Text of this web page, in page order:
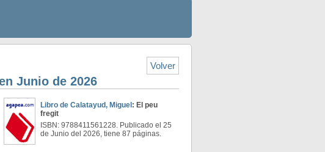
Volver
Junio de 2026
Libro de Calatayud, Miguel : El peu
fregit
ISBN: 9788411561228. Publicado el 25
de Junio del 2026, tiene 87 páginas.